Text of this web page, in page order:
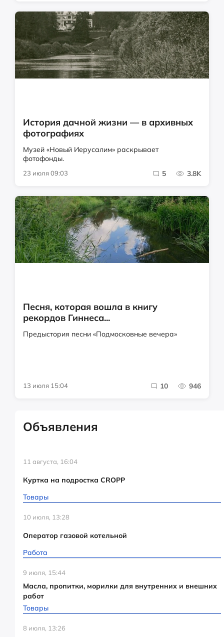
История дачной жизни — в архивных
фотографиях
Музей «Новый Иерусалим» раскрывает
фотофонды.
23 июля 09:03 5 3.8K
Песня, которая вошла в книгу
рекордов Гиннеса...
Предыстория песни «Подмосковные вечера»
13 июля 15:04 10 946
Объявления
11 августа, 16:04
Куртка на подростка CROPP
Товары
10 июля, 13:28
Оператор газовой котельной
Работа
9 июля, 15:44
Масла, пропитки, морилки для внутренних и внешних
работ
Товары
8 июля, 13:26